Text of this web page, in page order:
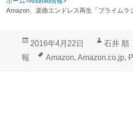
Amazon、楽曲エンドレス再生「プライムラ
投
2016年4月22日
作
成
石井 順
報
タ
Amazon, Amazon.co.jp,